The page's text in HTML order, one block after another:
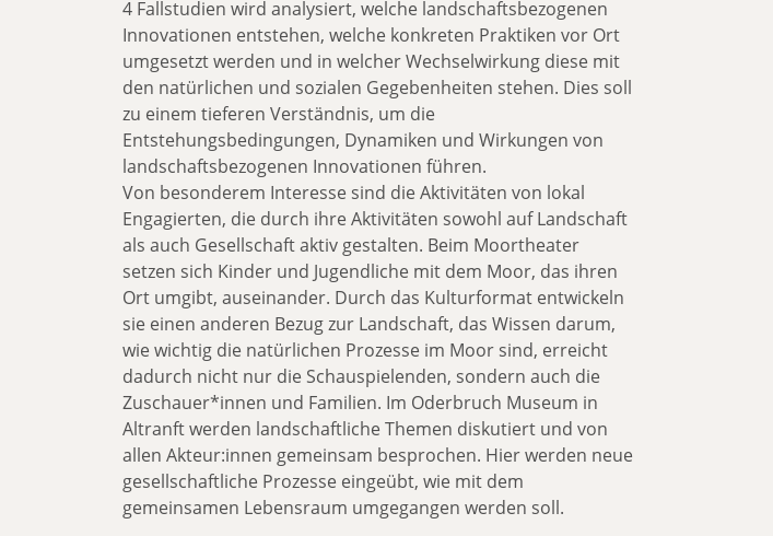
4 Fallstudien wird analysiert, welche landschaftsbezogenen
Innovationen entstehen, welche konkreten Praktiken vor Ort
umgesetzt werden und in welcher Wechselwirkung diese mit
den natürlichen und sozialen Gegebenheiten stehen. Dies soll
zu einem tieferen Verständnis, um die
Entstehungsbedingungen, Dynamiken und Wirkungen von
landschaftsbezogenen Innovationen führen.
Von besonderem Interesse sind die Aktivitäten von lokal
Engagierten, die durch ihre Aktivitäten sowohl auf Landschaft
als auch Gesellschaft aktiv gestalten. Beim Moortheater
setzen sich Kinder und Jugendliche mit dem Moor, das ihren
Ort umgibt, auseinander. Durch das Kulturformat entwickeln
sie einen anderen Bezug zur Landschaft, das Wissen darum,
wie wichtig die natürlichen Prozesse im Moor sind, erreicht
dadurch nicht nur die Schauspielenden, sondern auch die
Zuschauer*innen und Familien. Im Oderbruch Museum in
Altranft werden landschaftliche Themen diskutiert und von
allen Akteur:innen gemeinsam besprochen. Hier werden neue
gesellschaftliche Prozesse eingeübt, wie mit dem
gemeinsamen Lebensraum umgegangen werden soll.